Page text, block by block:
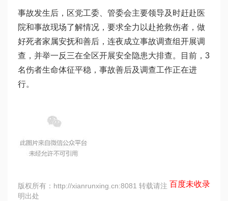
事故发生后，区党工委、管委会主要领导及时赶赴医
院和事故现场了解情况，要求全力以赴抢救伤者，做
好死者家属安抚和善后，连夜成立事故调查组开展调
查，并举一反三在全区开展安全隐患大排查。目前，3
名伤者生命体征平稳，事故善后及调查工作正在进
行。
百度未收录
版权所有：http://xianrunxing.cn:8081 转载请注
明出处